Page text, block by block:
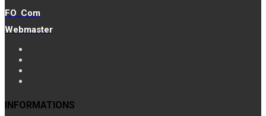
FO Com
Webmaster
INFORMATIONS